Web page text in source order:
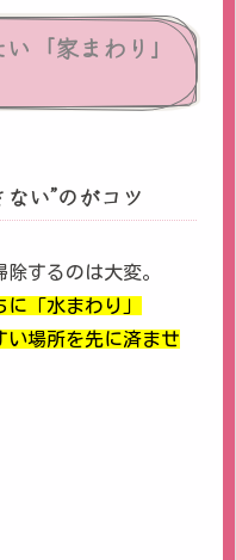
「家まわり」
い”のがコツ
するのは大変。
「水まわり」
い場所を先に済ませ